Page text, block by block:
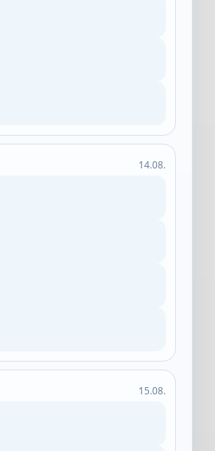
14.08.
15.08.